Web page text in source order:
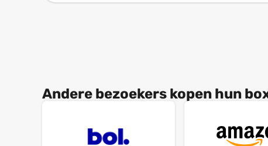
Andere bezoekers kopen hun